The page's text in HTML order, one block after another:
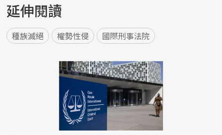
延伸閱讀
種族滅絕 權勢性侵 國際刑事法院